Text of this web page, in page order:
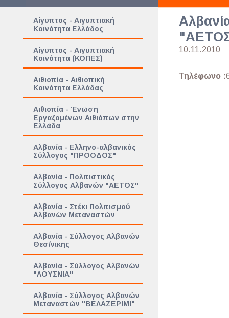
Αίγυπτος - Αιγυπτιακή
Κοινότητα Ελλάδος
Αίγυπτος - Αιγυπτιακή
Κοινότητα (ΚΟΠΕΣ)
Αιθιοπία - Αιθιοπική
Κοινότητα Ελλάδας
Αιθιοπία - Ένωση
Εργαζομένων Αιθιόπων στην
Ελλάδα
Αλβανία - Ελληνο-αλβανικός
Σύλλογος "ΠΡΟΟΔΟΣ"
Αλβανία - Πολιτιστικός
Σύλλογος Αλβανών "ΑΕΤΟΣ"
Αλβανία - Στέκι Πολιτισμού
Αλβανών Μεταναστών
Αλβανία - Σύλλογος Αλβανών
Θεσ/νικης
Αλβανία - Σύλλογος Αλβανών
"ΛΟΥΣΝΙΑ"
Αλβανία - Σύλλογος Αλβανών
Μεταναστών "ΒΕΛΑΖΕΡΙΜΙ"
10.11.2010
Τηλέφωνο :